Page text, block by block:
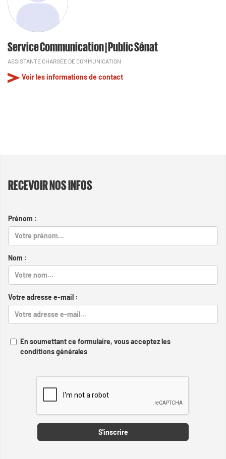
Service Communication | Public Sénat
ASSISTANTE CHARGÉE DE COMMUNICATION
Voir les informations de contact
RECEVOIR NOS INFOS
Prénom :
Nom :
Votre adresse e-mail :
En soumettant ce formulaire, vous acceptez les
conditions générales
S'inscrire